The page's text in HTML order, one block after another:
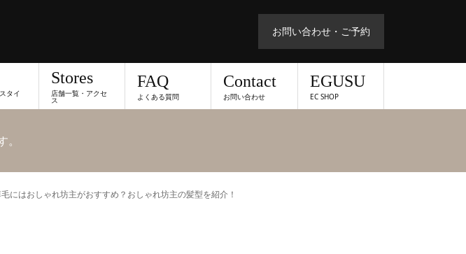
お問い合わせ・ご予約
タイ
Stores
店舗一覧・アクセ
ス
FAQ
よくある質問
Contact
お問い合わせ
EGUSU
EC SHOP
にはおしゃれ坊主がおすすめ？おしゃれ坊主の髪型を紹介！